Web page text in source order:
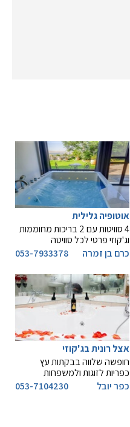
אוטופיה גלילית
4 סוויטות עם 2 בריכות מחוממות
וג'קוזי פרטי לכל סוויטה
כרם בן זמרה
053-7933378
אצל רונית בג'קוזי
חופשה שלווה בבקתות עץ
כפריות לזוגות ולמשפחות
כפר יובל
053-7104230